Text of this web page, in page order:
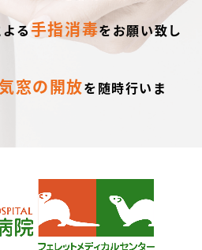
る手指消毒をお願い致し
窓の開放を随時行いま